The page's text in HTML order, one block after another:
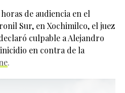
vivir siendo
y me
de audiencia en el
Sur, en Xochimilco, el juez
culpable a Alejandro
en contra de la
.